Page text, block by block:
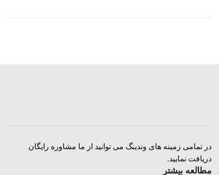
در تمامی زمینه های وندینگ می توانید از ما مشاوره رایگان
دریافت نمایید.
مطالعه بیشتر